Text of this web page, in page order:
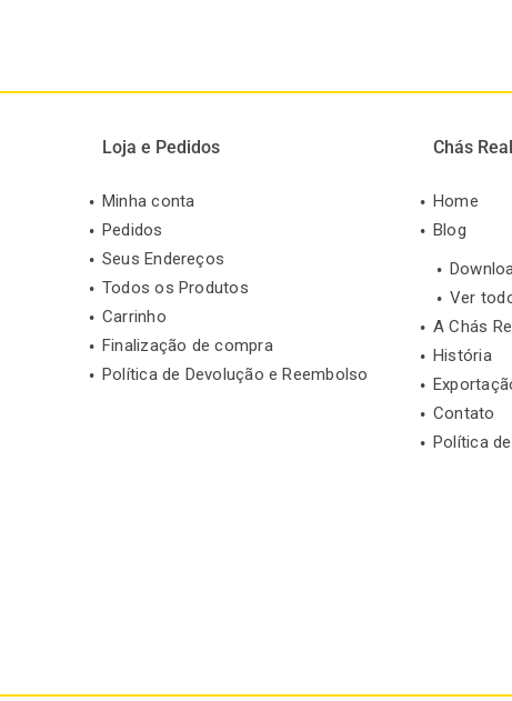
Loja e Pedidos
Minha conta
Pedidos
Seus Endereços
Todos os Produtos
Carrinho
Finalização de compra
Política de Devolução e Reembolso
Chás Real
Home
Blog
Ver
A Chás
História
Contato
Política